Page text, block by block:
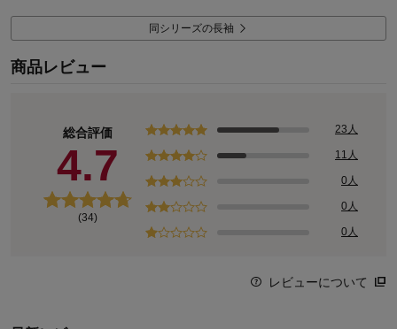
同シリーズの長袖
商品レビュー
総合評価
4.7
(34)
23人
11人
0人
0人
0人
レビューについて